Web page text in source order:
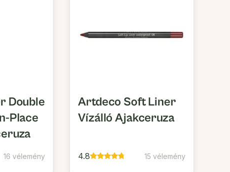
Double
Place
16 vélemény
Artdeco Soft Liner
Vízálló Ajakceruza
4.8 15 vélemény